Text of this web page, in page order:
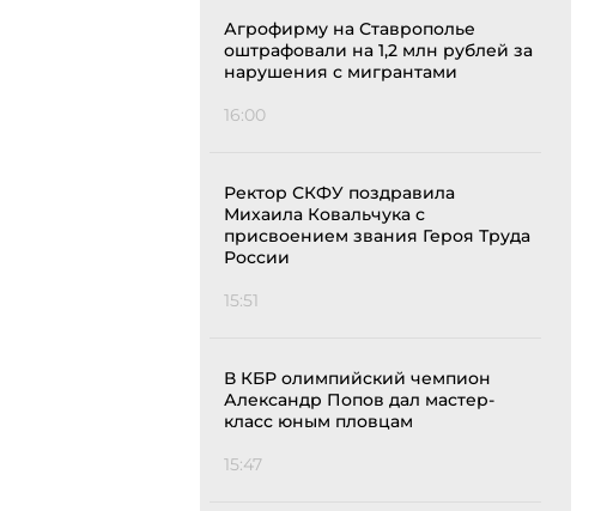
Агрофирму на Ставрополье
оштрафовали на 1,2 млн рублей за
нарушения с мигрантами
16:00
Ректор СКФУ поздравила
Михаила Ковальчука с
присвоением звания Героя Труда
России
15:51
В КБР олимпийский чемпион
Александр Попов дал мастер-
класс юным пловцам
15:47